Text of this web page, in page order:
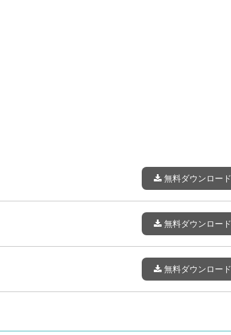
無料ダウンロード
無料ダウンロード
無料ダウンロード